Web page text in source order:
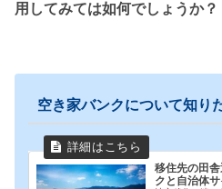
用してみては如何でしょうか？
空き家バンクについて知り
移住先の田
クと自治体サ